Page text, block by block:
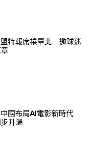
特報席捲臺北 邀球迷
國布局AI電影新時代
升溫